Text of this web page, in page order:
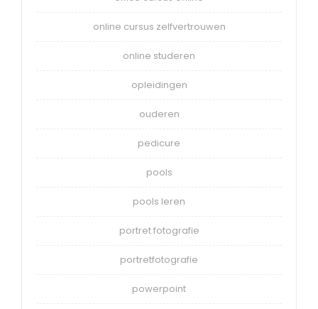
online cursus zelfvertrouwen
online studeren
opleidingen
ouderen
pedicure
pools
pools leren
portret fotografie
portretfotografie
powerpoint